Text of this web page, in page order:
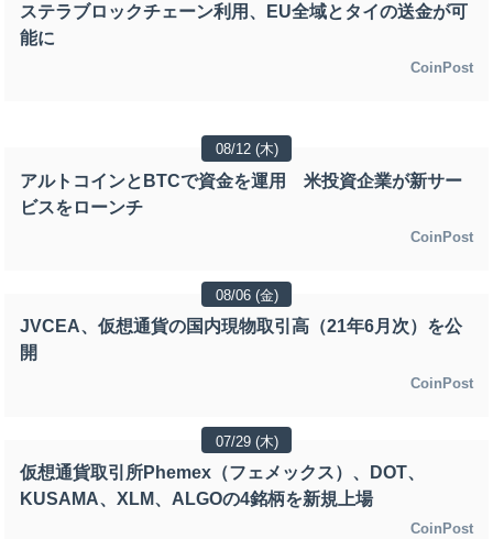
ステラブロックチェーン利用、EU全域とタイの送金が可
能に
CoinPost
08/12 (木)
アルトコインとBTCで資金を運用 米投資企業が新サー
ビスをローンチ
CoinPost
08/06 (金)
JVCEA、仮想通貨の国内現物取引高（21年6月次）を公
開
CoinPost
07/29 (木)
仮想通貨取引所Phemex（フェメックス）、DOT、
KUSAMA、XLM、ALGOの4銘柄を新規上場
CoinPost